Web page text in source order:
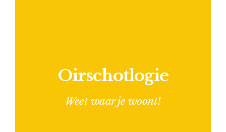
Oirschotlogie
Weet waar je woont!